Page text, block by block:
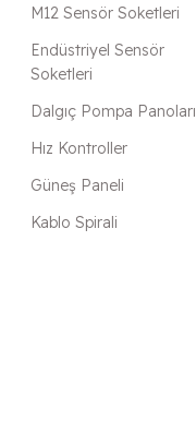
M12 Sensör Soketleri
Endüstriyel Sensör
Soketleri
Dalgıç Pompa Panoları
Hız Kontroller
Güneş Paneli
Kablo Spirali